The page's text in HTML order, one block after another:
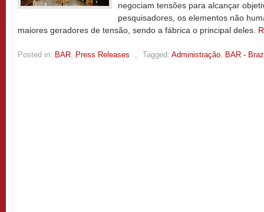
negociam tensões para alcançar
pesquisadores, os elementos não
maiores geradores de tensão, sendo a fábrica o principal deles.
Posted in: BAR, Press Releases , Tagged: Administração, BAR -